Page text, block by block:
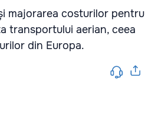
majorarea costurilor pentru
transportului aerian, ceea
din Europa.